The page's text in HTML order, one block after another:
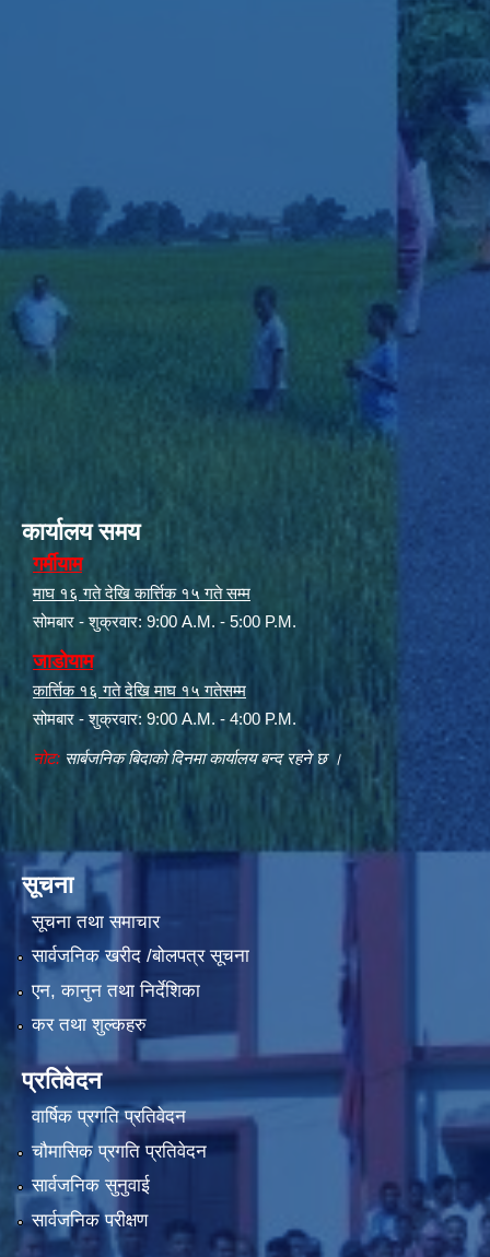
कार्यालय समय
गर्मीयाम
माघ १६ गते देखि कार्त्तिक १५ गते सम्म
सोमबार - शुक्रवार: 9:00 A.M. - 5:00 P.M.
जाडोयाम
कार्त्तिक १६ गते देखि माघ १५ गतेसम्म
सोमबार - शुक्रवार: 9:00 A.M. - 4:00 P.M.
नोट: सार्बजनिक बिदाको दिनमा कार्यालय बन्द रहने छ ।
सूचना
सूचना तथा समाचार
सार्वजनिक खरीद /बोलपत्र सूचना
एन, कानुन तथा निर्देशिका
कर तथा शुल्कहरु
प्रतिवेदन
वार्षिक प्रगति प्रतिवेदन
चौमासिक प्रगति प्रतिवेदन
सार्वजनिक सुनुवाई
सार्वजनिक परीक्षण